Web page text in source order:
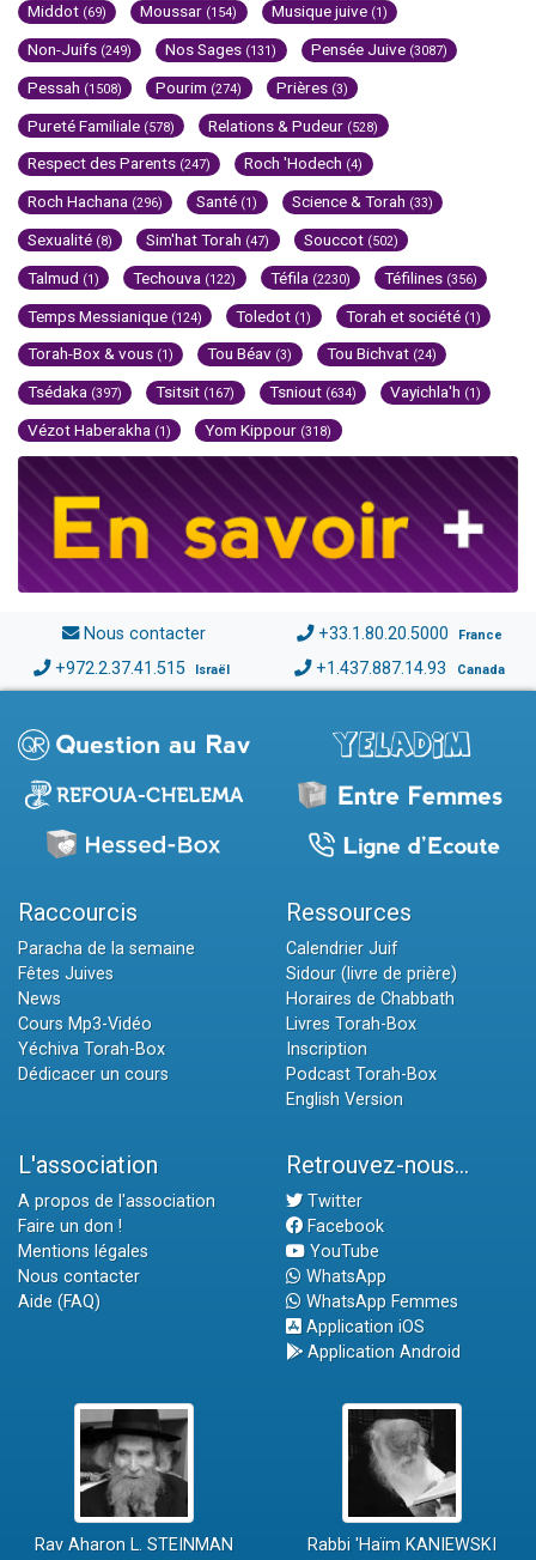
Middot (69) Moussar (154) Musique juive (1)
Non-Juifs (249) Nos Sages (131) Pensée Juive (3087)
Pessah (1508) Pourim (274) Prières (3)
Pureté Familiale (578) Relations & Pudeur (528)
Respect des Parents (247) Roch 'Hodech (4)
Roch Hachana (296) Santé (1) Science & Torah (33)
Sexualité (8) Sim'hat Torah (47) Souccot (502)
Talmud (1) Techouva (122) Téfila (2230) Téfilines (356)
Temps Messianique (124) Toledot (1) Torah et société (1)
Torah-Box & vous (1) Tou Béav (3) Tou Bichvat (24)
Tsédaka (397) Tsitsit (167) Tsniout (634) Vayichla'h (1)
Vézot Haberakha (1) Yom Kippour (318)
Nous contacter +33.1.80.20.5000 France
+972.2.37.41.515 Israël +1.437.887.14.93 Canada
Raccourcis
Paracha de la semaine
Fêtes Juives
News
Cours Mp3-Vidéo
Yéchiva Torah-Box
Dédicacer un cours
Ressources
Calendrier Juif
Sidour (livre de prière)
Horaires de Chabbath
Livres Torah-Box
Inscription
Podcast Torah-Box
English Version
L'association
A propos de l'association
Faire un don !
Mentions légales
Nous contacter
Aide (FAQ)
Retrouvez-nous...
Twitter
Facebook
YouTube
WhatsApp
WhatsApp Femmes
Application iOS
Application Android
Rav Aharon L. STEINMAN Rabbi 'Haïm KANIEWSKI